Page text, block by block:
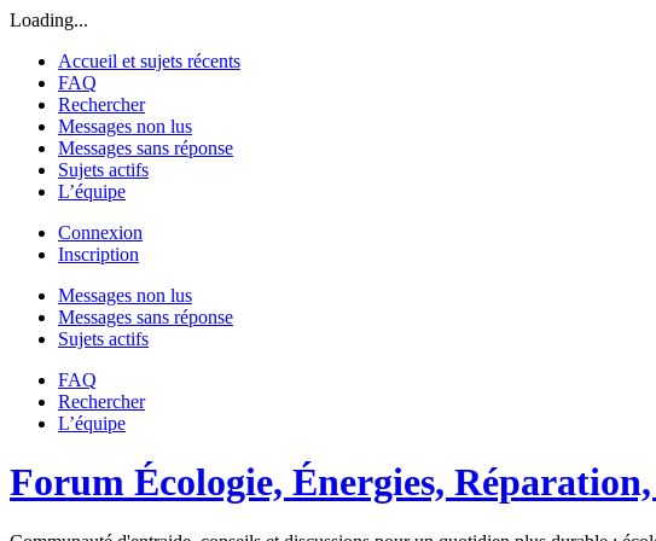
Loading...
Accueil et sujets récents
FAQ
Rechercher
Messages non lus
Messages sans réponse
Sujets actifs
L’équipe
Connexion
Inscription
Messages non lus
Messages sans réponse
Sujets actifs
FAQ
Rechercher
L’équipe
Forum Écologie, Énergies,